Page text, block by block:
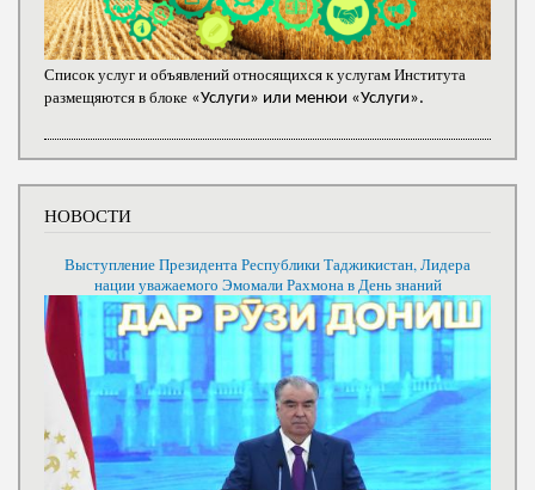
Список услуг и объявлений относящихся к услугам Института
размещяются в блоке «Услуги» или менюи «Услуги».
НОВОСТИ
Выступление Президента Республики Таджикистан, Лидера
нации уважаемого Эмомали Рахмона в День знаний